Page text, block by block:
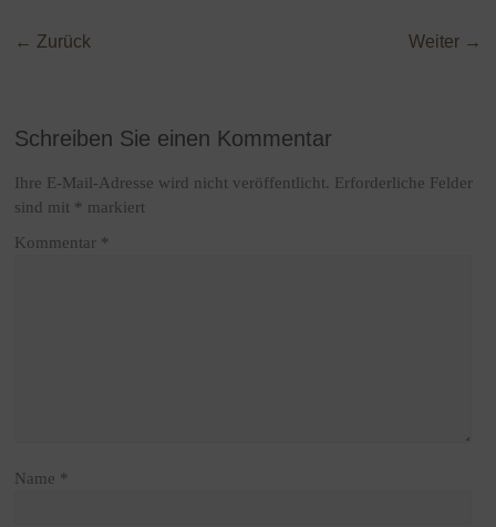
← Zurück Weiter →
Schreiben Sie einen Kommentar
Ihre E-Mail-Adresse wird nicht veröffentlicht. Erforderliche Felder
sind mit * markiert
Kommentar *
Name *